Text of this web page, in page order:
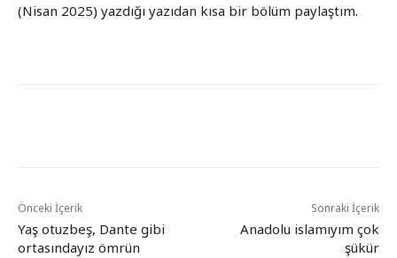
(Nisan 2025) yazdığı yazıdan kısa bir bölüm paylaştım.
Önceki İçerik
Yaş otuzbeş, Dante gibi
ortasındayız ömrün
Sonraki İçerik
Anadolu islamıyım çok
şükür